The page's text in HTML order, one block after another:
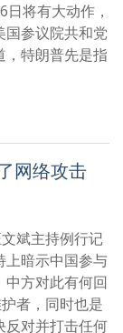
将有大动作，
国参议院共和党
特朗普先是指
网络攻击
斌主持例行记
上暗示中国参与
中方对此有何回
者，同时也是
反对并打击任何